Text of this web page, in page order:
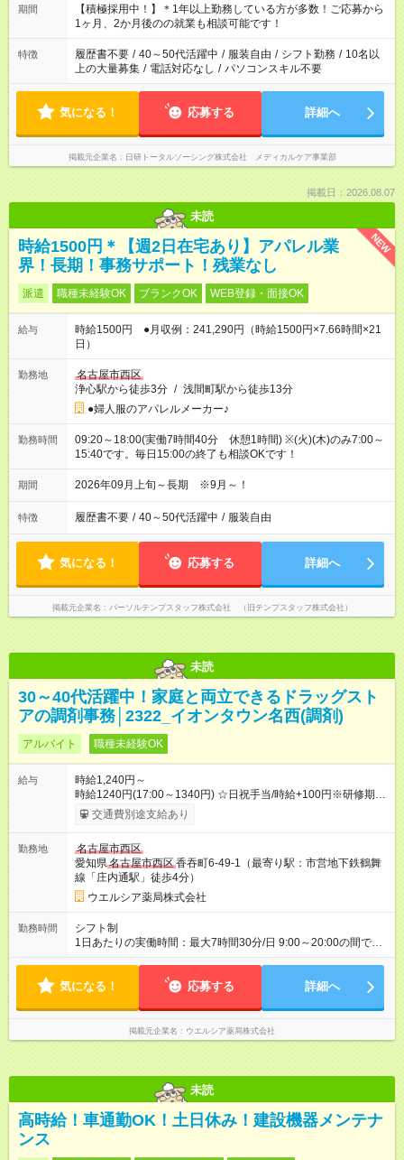
「できれば残業はしたくない」 など、ご希望を教えてください
ね。 ※Wワーク希望の方へ 今ご覧のお仕事で希望する勤務時間
と、もう1つのお仕事の勤務時間が 合計で週40時間を超える場
合は応募できません。
期間
【積極採用中！】＊1年以上勤務している方が多数！ご応募から
1ヶ月、2か月後のの就業も相談可能です！
特徴 履歴書不要 / 40～50代活躍中 / 服装自由 / シフト勤務 / 10名以
上の大量募集 / 電話対応なし / パソコンスキル不要
気になる！ 応募する 詳細へ
掲載元企業名 日研トータルソーシング株式会社 メディカルケア事業部
掲載日：2026.08.07
未読
NEW
時給1500円＊【週2日在宅あり】アパレル業
界！長期！事務サポート！残業なし
派遣 職種未経験OK ブランクOK WEB登録・面接OK
給与
時給1500円 ●月収例：241,290円（時給1500円×7.66時間×21
日）
勤務地
名古屋市西区
浄心駅から徒歩3分 / 浅間町駅から徒歩13分
●婦人服のアパレルメーカー♪
勤務時間
09:20～18:00(実働7時間40分 休憩1時間) ※(火)(木)のみ7:00～
15:40です。毎日15:00の終了も相談OKです！
期間 2026年09月上旬～長期 ※9月～！
特徴 履歴書不要 / 40～50代活躍中 / 服装自由
気になる！ 応募する 詳細へ
掲載元企業名 パーソルテンプスタッフ株式会社 （旧テンプスタッフ株式会社）
未読
30～40代活躍中！家庭と両立できるドラッグスト
アの調剤事務│2322_イオンタウン名西(調剤)
アルバイト 職種未経験OK
給与
時給1,240円～
時給1240円(17:00～1340円) ☆日祝手当/時給+100円※研修期間
3ヶ月以降、社内試験による更新判定あり 社内試験合格後、時給
＋50～100円の昇給あり （大学生は＋20円） 試用期間あり：入
試用期間あり 試用期間の長さ：3ヶ月 雇用形態、給与は本採用
時と同じです。
交通費別途支給あり
勤務地
名古屋市西区
愛知県名古屋市西区香吞町6-49-1（最寄り駅：市営地下鉄鶴舞
線「庄内通駅」徒歩4分）
ウエルシア薬局株式会社
勤務時間
シフト制
1日あたりの実働時間：最大7時間30分/日 9:00～20:00の間で1
日7.5時間の勤務 ☆週3～5日の勤務 ※勤務曜日応相談 ☆未経
気になる！ 応募する 詳細へ
掲載元企業名 ウエルシア薬局株式会社
未読
高時給！車通勤OK！土日休み！建設機器メンテナ
ンス